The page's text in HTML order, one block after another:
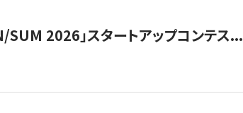
SUM 2026」スタートアップコンテス...